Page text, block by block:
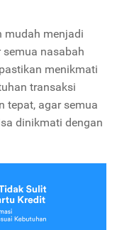
mudah menjadi
nasabah
menikmati
transaksi
tepat, agar semua
dinikmati dengan